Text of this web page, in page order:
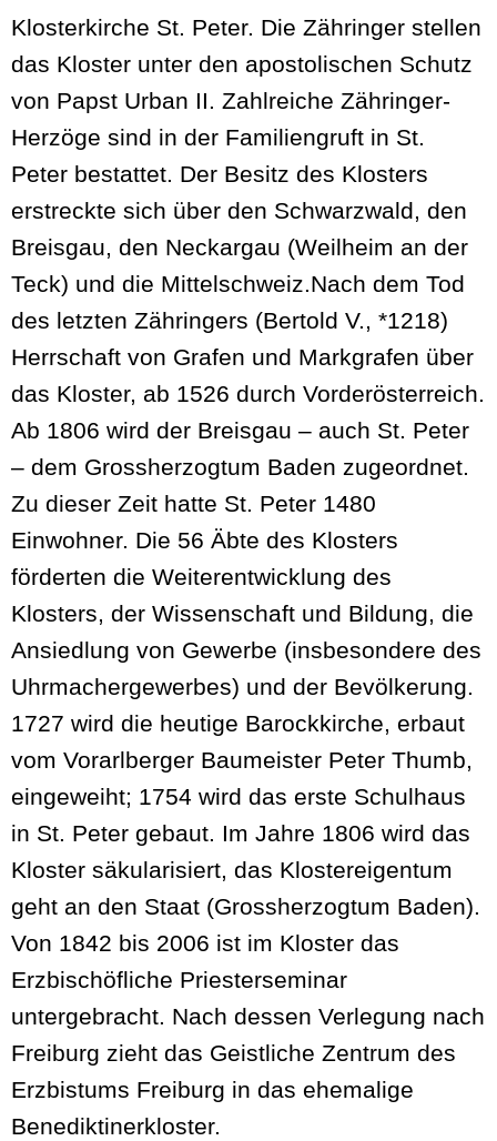
Klosterkirche St. Peter. Die Zähringer stellen
das Kloster unter den apostolischen Schutz
von Papst Urban II. Zahlreiche Zähringer-
Herzöge sind in der Familiengruft in St.
Peter bestattet. Der Besitz des Klosters
erstreckte sich über den Schwarzwald, den
Breisgau, den Neckargau (Weilheim an der
Teck) und die Mittelschweiz.Nach dem Tod
des letzten Zähringers (Bertold V., *1218)
Herrschaft von Grafen und Markgrafen über
das Kloster, ab 1526 durch Vorderösterreich.
Ab 1806 wird der Breisgau – auch St. Peter
– dem Grossherzogtum Baden zugeordnet.
Zu dieser Zeit hatte St. Peter 1480
Einwohner. Die 56 Äbte des Klosters
förderten die Weiterentwicklung des
Klosters, der Wissenschaft und Bildung, die
Ansiedlung von Gewerbe (insbesondere des
Uhrmachergewerbes) und der Bevölkerung.
1727 wird die heutige Barockkirche, erbaut
vom Vorarlberger Baumeister Peter Thumb,
eingeweiht; 1754 wird das erste Schulhaus
in St. Peter gebaut. Im Jahre 1806 wird das
Kloster säkularisiert, das Klostereigentum
geht an den Staat (Grossherzogtum Baden).
Von 1842 bis 2006 ist im Kloster das
Erzbischöfliche Priesterseminar
untergebracht. Nach dessen Verlegung nach
Freiburg zieht das Geistliche Zentrum des
Erzbistums Freiburg in das ehemalige
Benediktinerkloster.